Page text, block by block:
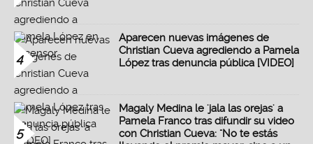
4
Aparecen nuevas imágenes de
Christian Cueva agrediendo a Pamela
López tras denuncia pública [VIDEO]
5
Magaly Medina le 'jala las orejas' a
Pamela Franco tras difundir su video
con Christian Cueva: "No te estás